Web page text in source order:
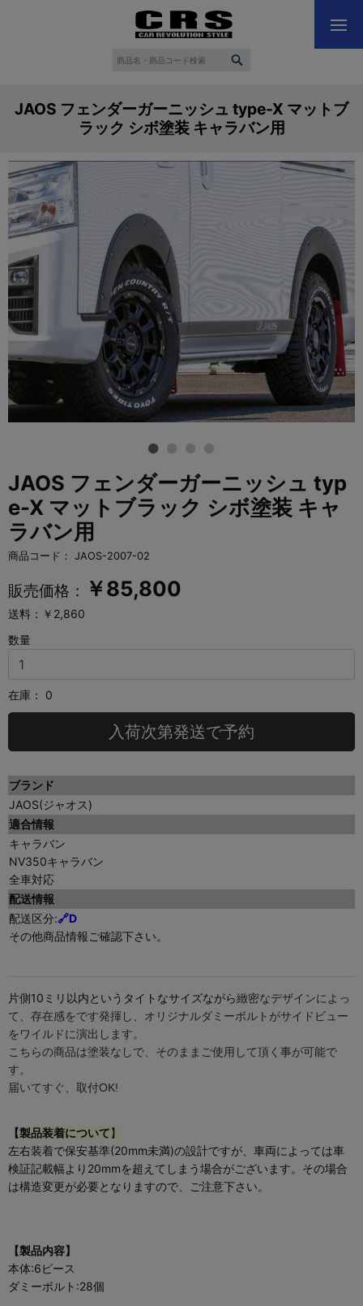
JAOS フェンダーガーニッシュ type-X マットブ
ラック シボ塗装 キャラバン用
JAOS フェンダーガーニッシュ typ
e-X マットブラック シボ塗装 キャ
ラバン用
商品コード： JAOS-2007-02
販売価格： ￥85,800
送料：￥2,860
数量
在庫： 0
入荷次第発送で予約
ブランド
JAOS(ジャオス)
適合情報
キャラバン
NV350キャラバン
全車対応
配送情報
配送区分:🔗D
その他商品情報ご確認下さい。
片側10ミリ以内というタイトなサイズながら緻密なデザインによっ
て、存在感をです発揮し、オリジナルダミーボルトがサイドビュー
をワイルドに演出します。
こちらの商品は塗装なしで、そのままご使用して頂く事が可能で
す。
届いてすぐ、取付OK!
【製品装着について】
左右装着で保安基準(20mm未満)の設計ですが、車両によっては車
検証記載幅より20mmを超えてしまう場合がございます。その場合
は構造変更が必要となりますので、ご注意下さい。
【製品内容】
本体:6ピース
ダミーボルト:28個